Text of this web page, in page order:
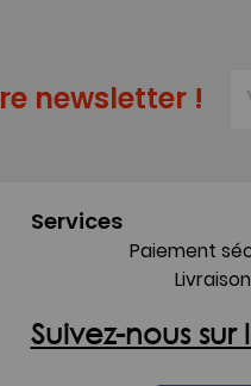
newsletter !
Services
Paiement
Livraison
Suivez-nous sur